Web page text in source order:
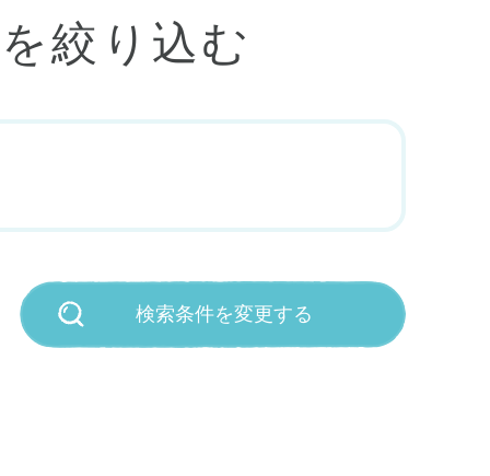
絞り込む
検索条件を変更する